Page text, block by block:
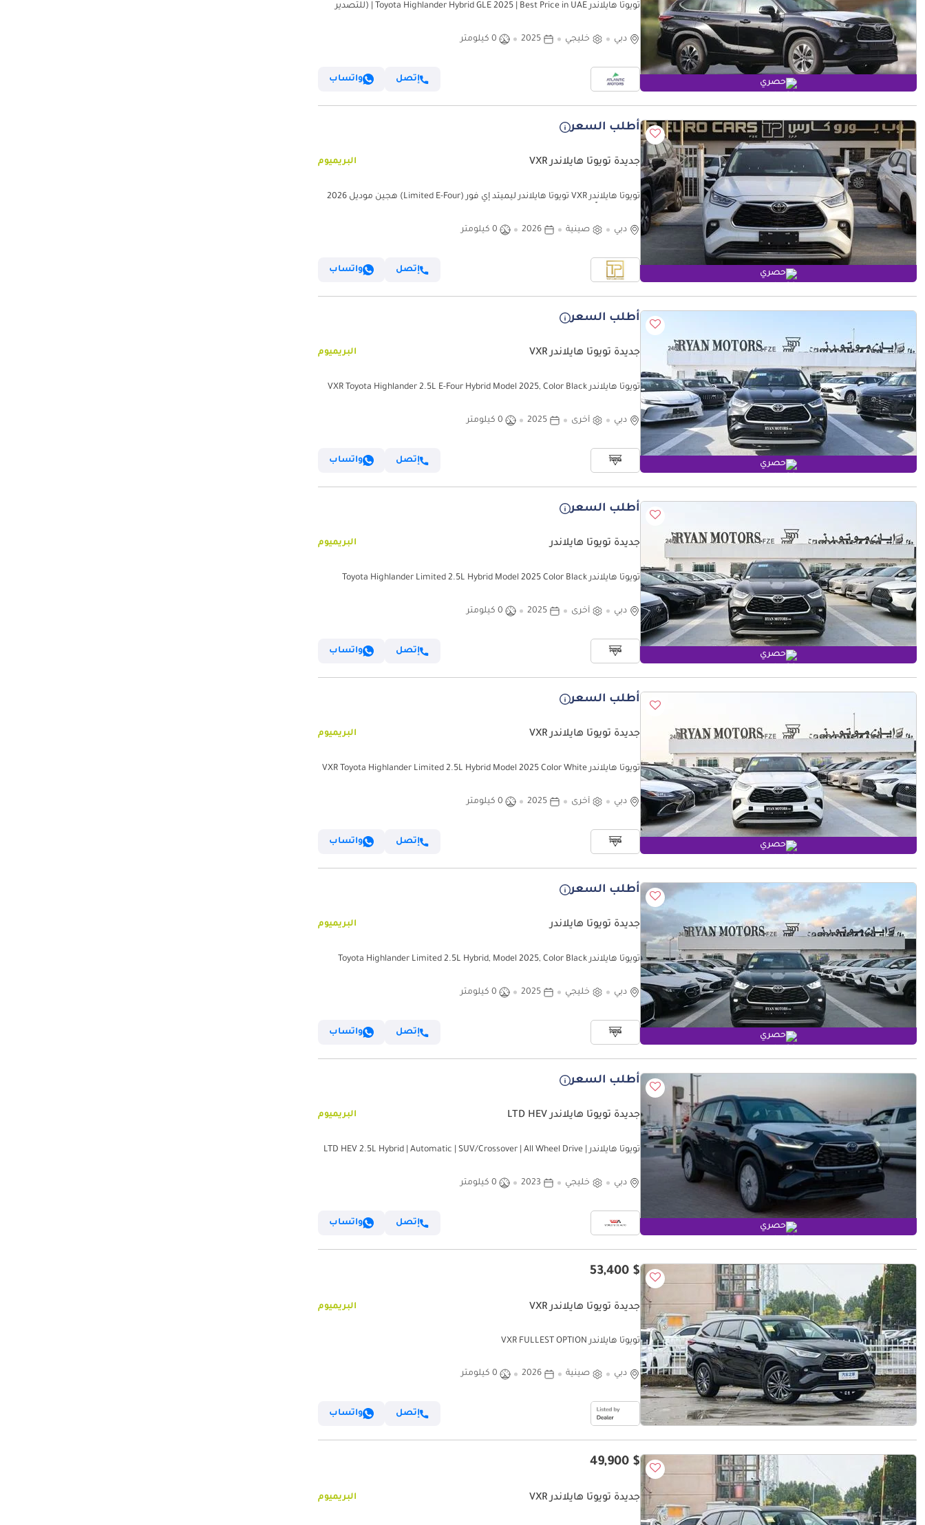
حصري
تويوتا هايلاندر Toyota Highlander Hybrid GLE 2025 | Best Price in UAE | (للتصدير
دبي خليجي 2025 0 كيلومتر
إتصل واتساب
حصري
أطلب السعر
جديدة تويوتا هايلاندر VXR البريميوم
تويوتا هايلاندر VXR تويوتا هايلاندر ليميتد إي فور (Limited E-Four) هجين موديل 2026
دبي صينية 2026 0 كيلومتر
إتصل واتساب
حصري
أطلب السعر
جديدة تويوتا هايلاندر VXR البريميوم
تويوتا هايلاندر VXR Toyota Highlander 2.5L E-Four Hybrid Model 2025, Color Black
دبي أخرى 2025 0 كيلومتر
إتصل واتساب
حصري
أطلب السعر
جديدة تويوتا هايلاندر البريميوم
تويوتا هايلاندر Toyota Highlander Limited 2.5L Hybrid Model 2025 Color Black
دبي أخرى 2025 0 كيلومتر
إتصل واتساب
حصري
أطلب السعر
جديدة تويوتا هايلاندر VXR البريميوم
تويوتا هايلاندر VXR Toyota Highlander Limited 2.5L Hybrid Model 2025 Color White
دبي أخرى 2025 0 كيلومتر
إتصل واتساب
حصري
أطلب السعر
جديدة تويوتا هايلاندر البريميوم
تويوتا هايلاندر Toyota Highlander Limited 2.5L Hybrid, Model 2025, Color Black
دبي خليجي 2025 0 كيلومتر
إتصل واتساب
حصري
أطلب السعر
جديدة تويوتا هايلاندر LTD HEV البريميوم
تويوتا هايلاندر LTD HEV 2.5L Hybrid | Automatic | SUV/Crossover | All Wheel Drive |
دبي خليجي 2023 0 كيلومتر
إتصل واتساب
$ 53,400
جديدة تويوتا هايلاندر VXR البريميوم
تويوتا هايلاندر VXR FULLEST OPTION
دبي صينية 2026 0 كيلومتر
إتصل واتساب
$ 49,900
جديدة تويوتا هايلاندر VXR البريميوم